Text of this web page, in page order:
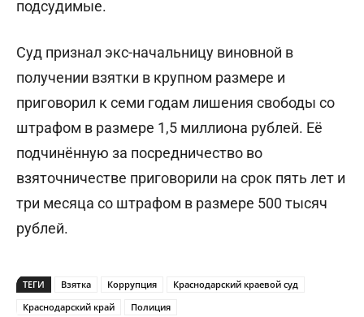
подсудимые.
Суд признал экс-начальницу виновной в
получении взятки в крупном размере и
приговорил к семи годам лишения свободы со
штрафом в размере 1,5 миллиона рублей. Её
подчинённую за посредничество во
взяточничестве приговорили на срок пять лет и
три месяца со штрафом в размере 500 тысяч
рублей.
ТЕГИ Взятка Коррупция
Краснодарский краевой суд
Краснодарский край
Полиция